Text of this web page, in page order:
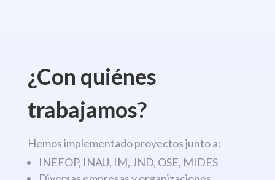
¿Con quiénes
trabajamos?
Hemos implementado proyectos junto a:
INEFOP, INAU, IM, JND, OSE, MIDES